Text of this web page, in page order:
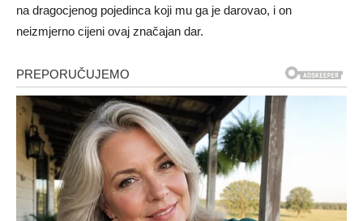
na dragocjenog pojedinca koji mu ga je darovao, i on
neizmjerno cijeni ovaj značajan dar.